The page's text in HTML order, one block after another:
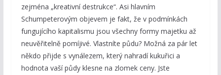
zejména „kreativní destrukce“. Asi hlavním
Schumpeterovým objevem je fakt, že v podmínkách
fungujícího kapitalismu jsou všechny formy majetku až
neuvěřitelně pomíjivé. Vlastníte půdu? Možná za pár let
někdo přijde s vynálezem, který nahradí kukuřici a
hodnota vaší půdy klesne na zlomek ceny. Jste